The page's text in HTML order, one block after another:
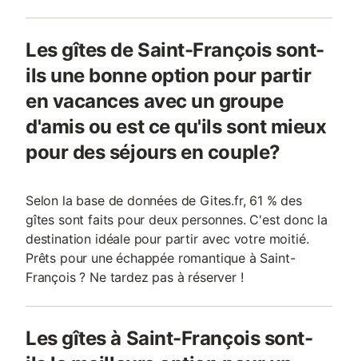
Les gîtes de Saint-François sont-
ils une bonne option pour partir
en vacances avec un groupe
d'amis ou est ce qu'ils sont mieux
pour des séjours en couple?
Selon la base de données de Gites.fr, 61 % des
gîtes sont faits pour deux personnes. C'est donc la
destination idéale pour partir avec votre moitié.
Prêts pour une échappée romantique à Saint-
François ? Ne tardez pas à réserver !
Les gîtes à Saint-François sont-